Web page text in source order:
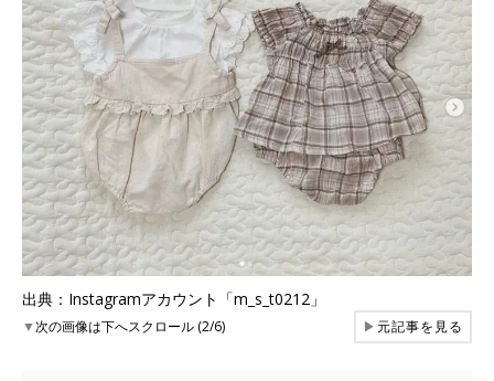
出典：Instagramアカウント「m_s_t0212」
▼次の画像は下へスクロール (2/6) ▶元記事を見る